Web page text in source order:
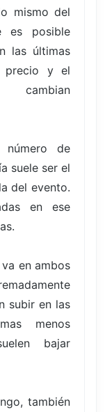
mismo del
es posible
las últimas
precio y el
de
suele ser el
del evento.
en ese
en ambos
subir en las
menos
bajar
también